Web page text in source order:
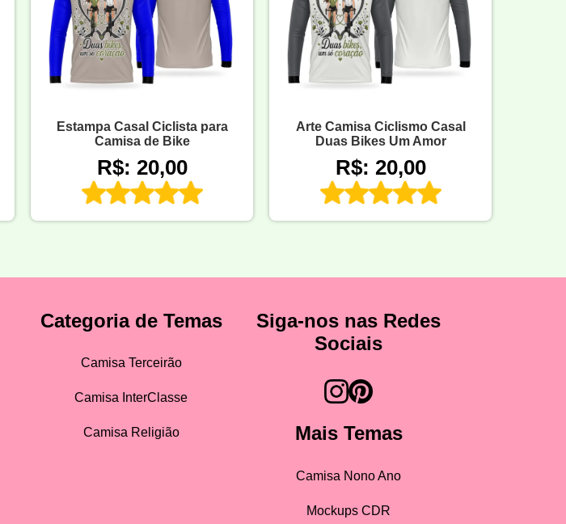
Estampa Casal Ciclista para
Camisa de Bike
R$: 20,00
Arte Camisa Ciclismo Casal
Duas Bikes Um Amor
R$: 20,00
Categoria de Temas
Camisa Terceirão
Camisa InterClasse
Camisa Religião
Siga-nos nas Redes
Sociais
Mais Temas
Camisa Nono Ano
Mockups CDR